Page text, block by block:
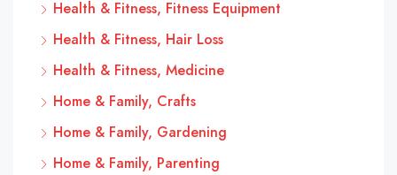
Health & Fitness, Fitness Equipment
Health & Fitness, Hair Loss
Health & Fitness, Medicine
Home & Family, Crafts
Home & Family, Gardening
Home & Family, Parenting